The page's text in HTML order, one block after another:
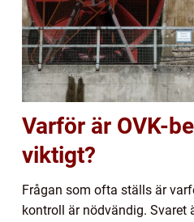
Varför är OVK-
viktigt?
Frågan som ofta ställs är
kontroll är nödvändig. Svaret